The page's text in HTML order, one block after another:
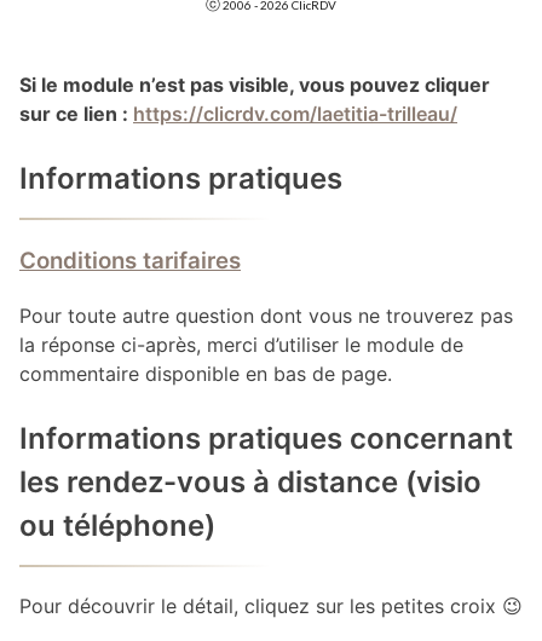
Si le module n’est pas visible, vous pouvez cliquer
sur ce lien : https://clicrdv.com/laetitia-trilleau/
Informations pratiques
Conditions tarifaires
Pour toute autre question dont vous ne trouverez pas
la réponse ci-après, merci d’utiliser le module de
commentaire disponible en bas de page.
Informations pratiques concernant
les rendez-vous à distance (visio
ou téléphone)
Pour découvrir le détail, cliquez sur les petites croix 😉